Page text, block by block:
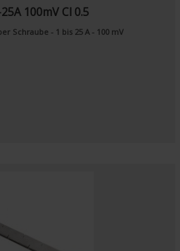
100mV Cl 0.5
Schraube - 1 bis 25 A - 100 mV